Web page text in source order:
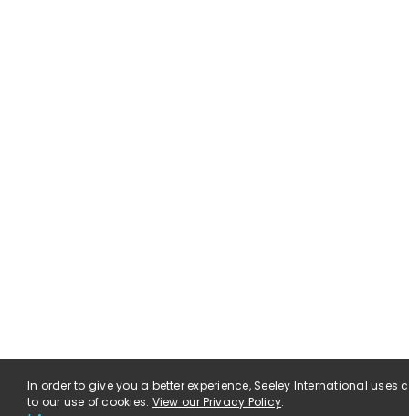
In order to give you a better experience, Seeley International
to our use of cookies. View our Privacy Policy.